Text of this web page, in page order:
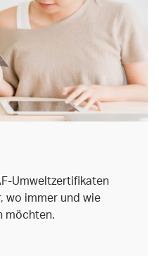
Umweltzertifikaten
wo immer und wie
möchten.